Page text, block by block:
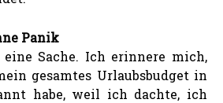
Panik
Sache. Ich erinnere mich,
gesamtes Urlaubsbudget in
habe, weil ich dachte, ich